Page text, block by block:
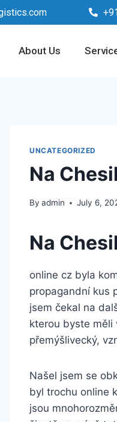
About Us
UNCATEGORIZED
Na
By admin July 6,
Na
online cz byla
propagandní kus
jsem čekal na
kterou byste měli
přemýšlivecký,
Našel jsem se
byl trochu online
jsou